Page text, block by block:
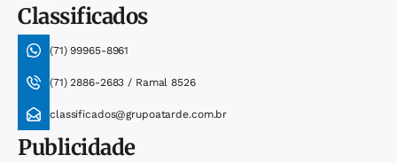
Classificados
(71) 99965-8961
(71) 2886-2683 / Ramal 8526
classificados@grupoatarde.com.br
Publicidade